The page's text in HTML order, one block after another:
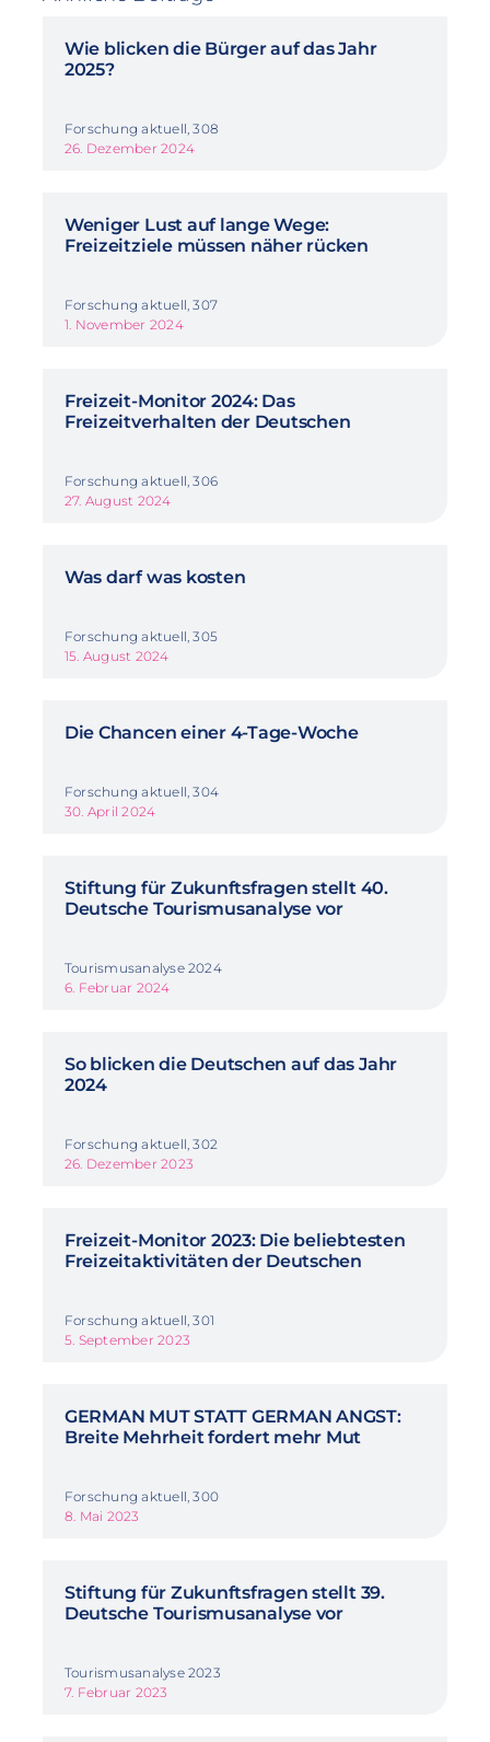
Wie blicken die Bürger auf das Jahr
2025?
Forschung aktuell, 308
26. Dezember 2024
Weniger Lust auf lange Wege:
Freizeitziele müssen näher rücken
Forschung aktuell, 307
1. November 2024
Freizeit-Monitor 2024: Das
Freizeitverhalten der Deutschen
Forschung aktuell, 306
27. August 2024
Was darf was kosten
Forschung aktuell, 305
15. August 2024
Die Chancen einer 4-Tage-Woche
Forschung aktuell, 304
30. April 2024
Stiftung für Zukunftsfragen stellt 40.
Deutsche Tourismusanalyse vor
Tourismusanalyse 2024
6. Februar 2024
So blicken die Deutschen auf das Jahr
2024
Forschung aktuell, 302
26. Dezember 2023
Freizeit-Monitor 2023: Die beliebtesten
Freizeitaktivitäten der Deutschen
Forschung aktuell, 301
5. September 2023
GERMAN MUT STATT GERMAN ANGST:
Breite Mehrheit fordert mehr Mut
Forschung aktuell, 300
8. Mai 2023
Stiftung für Zukunftsfragen stellt 39.
Deutsche Tourismusanalyse vor
Tourismusanalyse 2023
7. Februar 2023